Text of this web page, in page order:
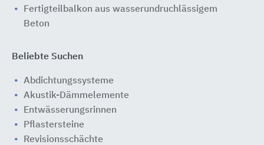
Fertigteilbalkon aus wasserundruchlässigem
Beton
Beliebte Suchen
Abdichtungssysteme
Akustik-Dämmelemente
Entwässerungsrinnen
Pflastersteine
Revisionsschächte